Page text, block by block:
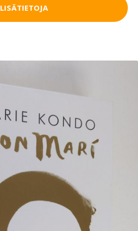
LISÄTIETOJA